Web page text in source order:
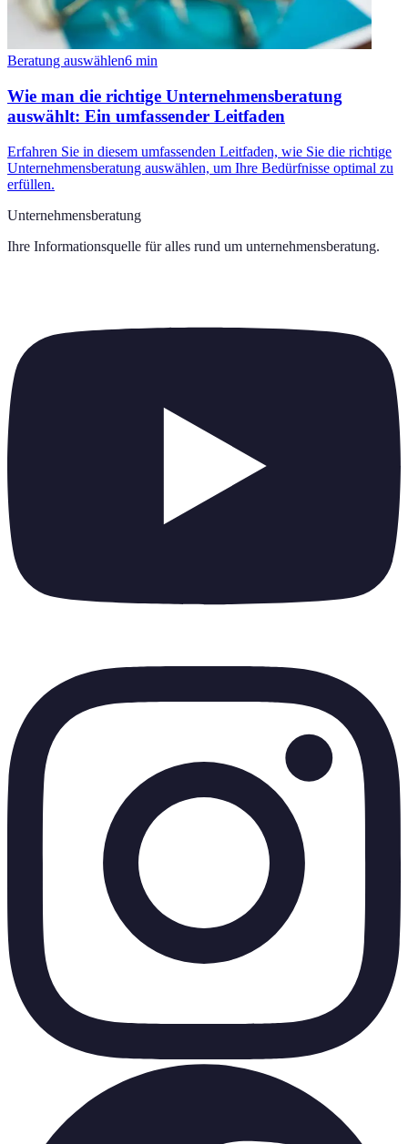
Beratung auswählen6 min
Wie man die richtige Unternehmensberatung
auswählt: Ein umfassender Leitfaden
Erfahren Sie in diesem umfassenden Leitfaden, wie Sie die richtige
Unternehmensberatung auswählen, um Ihre Bedürfnisse optimal zu
erfüllen.
Unternehmensberatung
Ihre Informationsquelle für alles rund um unternehmensberatung.